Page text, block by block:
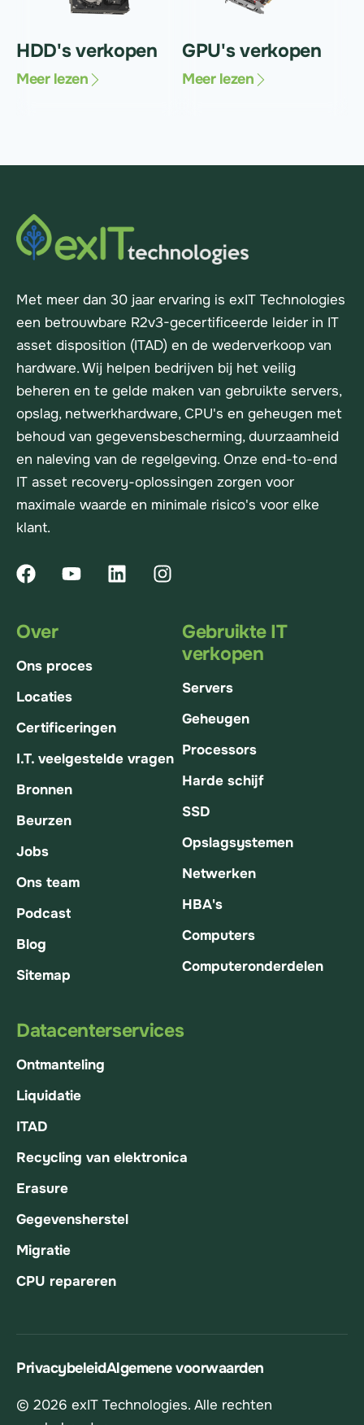
HDD's verkopen
Meer lezen
GPU's verkopen
Meer lezen
Met meer dan 30 jaar ervaring is exIT Technologies
een betrouwbare R2v3-gecertificeerde leider in IT
asset disposition (ITAD) en de wederverkoop van
hardware. Wij helpen bedrijven bij het veilig
beheren en te gelde maken van gebruikte servers,
opslag, netwerkhardware, CPU's en geheugen met
behoud van gegevensbescherming, duurzaamheid
en naleving van de regelgeving. Onze end-to-end
IT asset recovery-oplossingen zorgen voor
maximale waarde en minimale risico's voor elke
klant.
Over
Ons proces
Locaties
Certificeringen
I.T. veelgestelde vragen
Bronnen
Beurzen
Jobs
Ons team
Podcast
Blog
Sitemap
Gebruikte IT
verkopen
Servers
Geheugen
Processors
Harde schijf
SSD
Opslagsystemen
Netwerken
HBA's
Computers
Computeronderdelen
Datacenterservices
Ontmanteling
Liquidatie
ITAD
Recycling van elektronica
Erasure
Gegevensherstel
Migratie
CPU repareren
© 2026 exIT Technologies. Alle rechten
PrivacybeleidAlgemene voorwaarden